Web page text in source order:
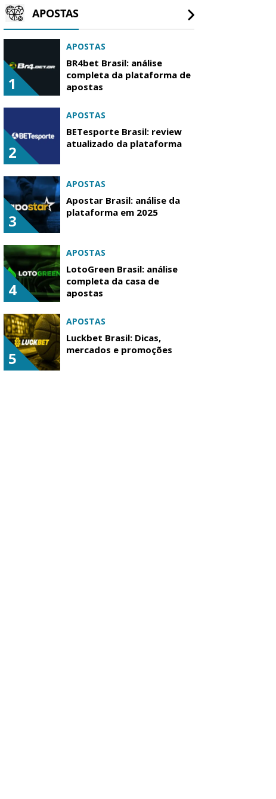
APOSTAS
1
APOSTAS
BR4bet Brasil: análise
completa da plataforma de
apostas
2
APOSTAS
BETesporte Brasil: review
atualizado da plataforma
3
APOSTAS
Apostar Brasil: análise da
plataforma em 2025
4
APOSTAS
LotoGreen Brasil: análise
completa da casa de
apostas
5
APOSTAS
Luckbet Brasil: Dicas,
mercados e promoções